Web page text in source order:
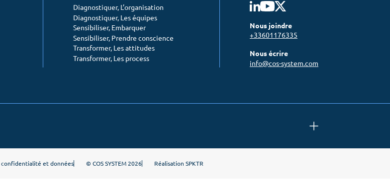
Embarquer Prendre conscience
Les attitudes
Diagnostiquer, L’organisation
Diagnostiquer, Les équipes
Sensibiliser, Embarquer
Sensibiliser, Prendre conscience
Transformer, Les attitudes
Transformer, Les process
Nous joindre
+33601176335
Nous écrire
info@cos-system.com
confidentialité et données © COS SYSTEM 2026 Réalisation SPKTR